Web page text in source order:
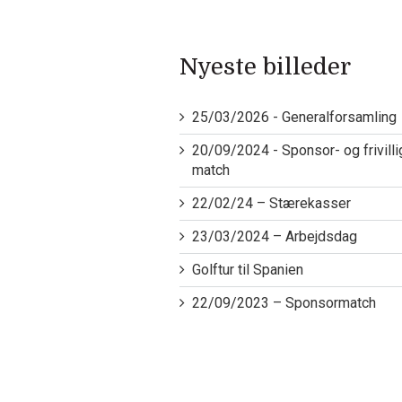
Nyeste billeder
25/03/2026 - Generalforsamling
20/09/2024 - Sponsor- og
match
22/02/24 – Stærekasser
23/03/2024 – Arbejdsdag
Golftur til Spanien
22/09/2023 – Sponsormatch